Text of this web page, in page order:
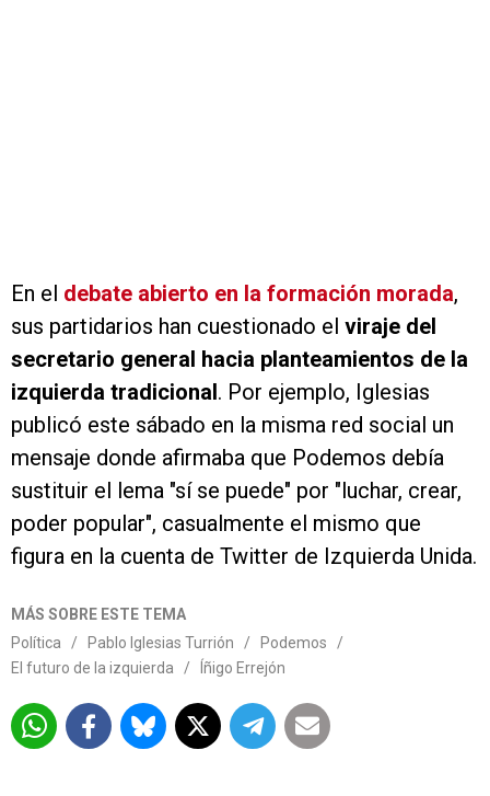
En el debate abierto en la formación morada,
sus partidarios han cuestionado el viraje del
secretario general hacia planteamientos de la
izquierda tradicional. Por ejemplo, Iglesias
publicó este sábado en la misma red social un
mensaje donde afirmaba que Podemos debía
sustituir el lema "sí se puede" por "luchar, crear,
poder popular", casualmente el mismo que
figura en la cuenta de Twitter de Izquierda Unida.
MÁS SOBRE ESTE TEMA
Política
/ Pablo Iglesias Turrión / Podemos
/
El futuro de la izquierda
/ Íñigo Errejón